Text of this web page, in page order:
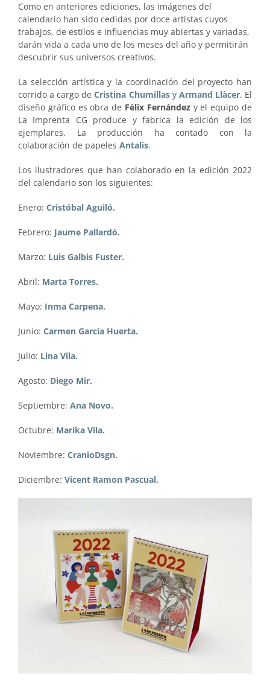
Como en anteriores ediciones, las imágenes del
calendario han sido cedidas por doce artistas cuyos
trabajos, de estilos e influencias muy abiertas y variadas,
darán vida a cada uno de los meses del año y permitirán
descubrir sus universos creativos.
La selección artística y la coordinación del proyecto han
corrido a cargo deCristina Chumillasy Armand Llàcer. El
diseño gráfico es obra de Félix Fernándezy el equipo de
La Imprenta CG produce y fabrica la edición de los
ejemplares. La producción ha contado con la
colaboración de papeles Antalis.
Los ilustradores que han colaborado en la edición 2022
del calendario son los siguientes:
Enero: Cristóbal Aguiló.
Febrero: Jaume Pallardó.
Marzo: Luis Galbis Fuster.
Abril: Marta Torres.
Mayo: Inma Carpena.
Junio: Carmen García Huerta.
Julio: Lina Vila.
Agosto: Diego Mir.
Septiembre: Ana Novo.
Octubre: Marika Vila.
Noviembre: CranioDsgn.
Diciembre: Vicent Ramon Pascual.